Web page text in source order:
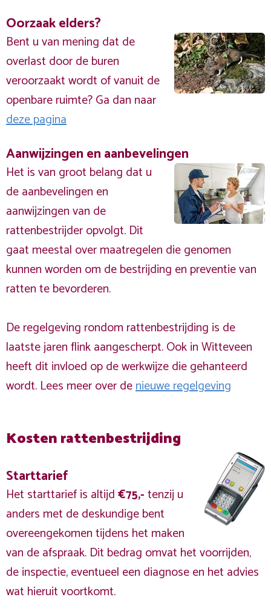
Oorzaak elders?
Bent u van mening dat de
overlast door de buren
veroorzaakt wordt of vanuit de
openbare ruimte? Ga dan naar
deze pagina
Aanwijzingen en aanbevelingen
Het is van groot belang dat u
de aanbevelingen en
aanwijzingen van de
rattenbestrijder opvolgt. Dit
gaat meestal over maatregelen die genomen
kunnen worden om de bestrijding en preventie van
ratten te bevorderen.
De regelgeving rondom rattenbestrijding is de
laatste jaren flink aangescherpt. Ook in Witteveen
heeft dit invloed op de werkwijze die gehanteerd
wordt. Lees meer over denieuwe regelgeving
Kosten rattenbestrijding
Starttarief
Het starttarief is altijd€75,-tenzij u
anders met de deskundige bent
overeengekomen tijdens het maken
van de afspraak. Dit bedrag omvat het voorrijden,
de inspectie, eventueel een diagnose en het advies
wat hieruit voortkomt.